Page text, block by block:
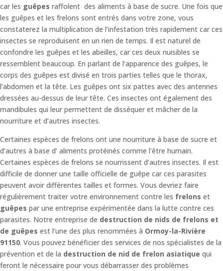
car les guêpes raffolent des aliments à base de sucre. Une fois que
les guêpes et les frelons sont entrés dans votre zone, vous
constaterez la multiplication de l’infestation très rapidement car ces
insectes se reproduisent en un rien de temps. Il est naturel de
confondre les guêpes et les abeilles, car ces deux nuisibles se
ressemblent beaucoup. En parlant de l’apparence des guêpes, le
corps des guêpes est divisé en trois parties telles que le thorax,
l’abdomen et la tête. Les guêpes ont six pattes avec des antennes
dressées au-dessus de leur tête. Ces insectes ont également des
mandibules qui leur permettent de disséquer et mâcher de la
nourriture et d’autres insectes.
Certaines espèces de frelons ont une nourriture à base de sucre et
d’autres à base d’ aliments protéinés comme l’être humain.
Certaines espèces de frelons se nourrissent d’autres insectes. Il est
difficile de donner une taille officielle de guêpe car ces parasites
peuvent avoir différentes tailles et formes. Vous devriez faire
régulièrement traiter votre environnement contre les frelons et
guêpes par une entreprise expérimentée dans la lutte contre ces
parasites. Notre entreprise de destruction de nids de frelons et
de guêpes est l’une des plus renommées à Ormoy-la-Rivière
91150. Vous pouvez bénéficier des services de nos spécialistes de la
prévention et de la destruction de nid de frelon asiatique qui
feront le nécessaire pour vous débarrasser des problèmes